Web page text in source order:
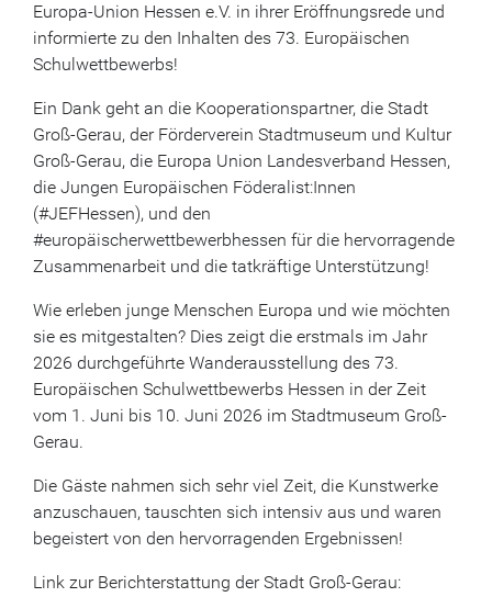
Europa-Union Hessen e.V. in ihrer Eröffnungsrede und
informierte zu den Inhalten des 73. Europäischen
Schulwettbewerbs!
Ein Dank geht an die Kooperationspartner, die Stadt
Groß-Gerau, der Förderverein Stadtmuseum und Kultur
Groß-Gerau, die Europa Union Landesverband Hessen,
die Jungen Europäischen Föderalist:Innen
(#JEFHessen), und den
#europäischerwettbewerbhessen für die hervorragende
Zusammenarbeit und die tatkräftige Unterstützung!
Wie erleben junge Menschen Europa und wie möchten
sie es mitgestalten? Dies zeigt die erstmals im Jahr
2026 durchgeführte Wanderausstellung des 73.
Europäischen Schulwettbewerbs Hessen in der Zeit
vom 1. Juni bis 10. Juni 2026 im Stadtmuseum Groß-
Gerau.
Die Gäste nahmen sich sehr viel Zeit, die Kunstwerke
anzuschauen, tauschten sich intensiv aus und waren
begeistert von den hervorragenden Ergebnissen!
Link zur Berichterstattung der Stadt Groß-Gerau: